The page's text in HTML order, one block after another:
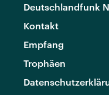
Deutschlandfunk
Kontakt
Empfang
Trophäen